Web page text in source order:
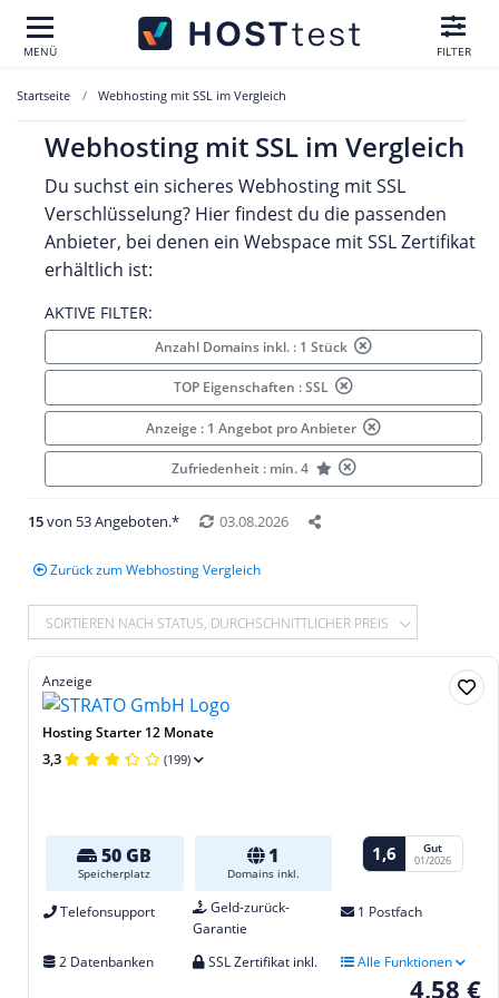
MENÜ FILTER
Startseite Webhosting mit SSL im Vergleich
Webhosting mit SSL im Vergleich
Du suchst ein sicheres Webhosting mit SSL
Verschlüsselung? Hier findest du die passenden
Anbieter, bei denen ein Webspace mit SSL Zertifikat
erhältlich ist:
AKTIVE FILTER:
Anzahl Domains inkl. : 1 Stück
TOP Eigenschaften : SSL
Anzeige : 1 Angebot pro Anbieter
Zufriedenheit : min. 4
15von 53 Angeboten.* 03.08.2026
Zurück zum Webhosting Vergleich
SORTIEREN NACH STATUS, DURCHSCHNITTLICHER PREIS
Anzeige
Hosting Starter 12 Monate
3,3 (199)
50 GB
Speicherplatz
1
Domains inkl.
1,6 Gut
01/2026
Telefonsupport
Geld-zurück-
Garantie
1 Postfach
2 Datenbanken SSL Zertifikat inkl. Alle Funktionen
4,58 €